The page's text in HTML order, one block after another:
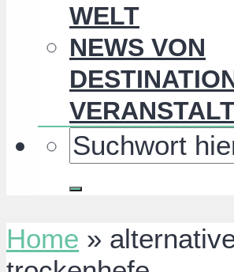
WELT
NEWS VON
Home »